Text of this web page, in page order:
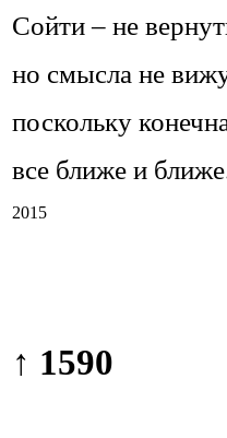
Сойти – не
но смысла не
поскольку
все ближе и
2015
↑ 1590